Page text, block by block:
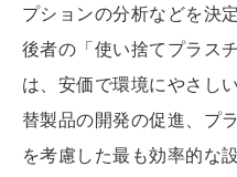
プションの分析などを決定
後者の「使い捨てプラス
は、安価で環境にやさし
替製品の開発の促進、プ
を考慮した最も効率的な